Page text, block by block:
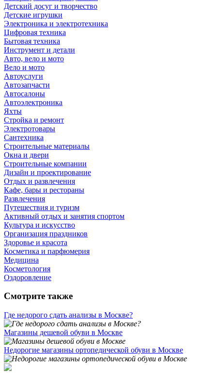
Детский досуг и творчество
Детские игрушки
Электроника и электротехника
Цифровая техника
Бытовая техника
Инструмент и детали
Авто, вело и мото
Вело и мото
Автоуслуги
Автозапчасти
Автосалоны
Автоэлектроника
Яхты
Стройка и ремонт
Электротовары
Сантехника
Строительные материалы
Окна и двери
Строительные компании
Дизайн и проектирование
Отдых и развлечения
Кафе, бары и рестораны
Развлечения
Путешествия и туризм
Активный отдых и занятия спортом
Культура и искусство
Организация праздников
Здоровье и красота
Косметика и парфюмерия
Медицина
Косметология
Оздоровление
Смотрите также
Где недорого сдать анализы в Москве?
Магазины дешевой обуви в Москве
Недорогие магазины ортопедической обуви в Москве